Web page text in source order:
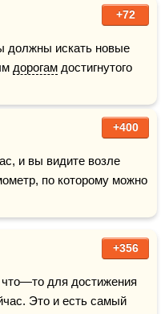
+72
должны искать новые
дорогам достигнутого
+400
и вы видите возле
по которому можно
+356
для достижения
Это и есть самый